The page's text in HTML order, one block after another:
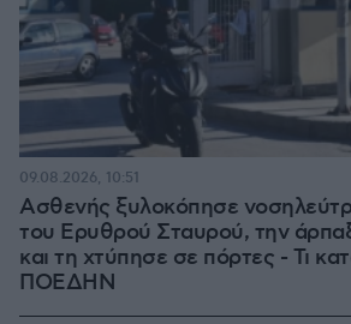
Ασθενής ξυλοκόπησε
του Ερυθρού Σταυρού, την
και τη χτύπησε σε πόρτες - Τι
ΠΟΕΔΗΝ
09.08.2026, 10:51